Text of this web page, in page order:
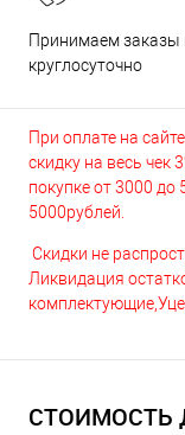
Принимаем заказы
круглосуточно
При оплате на
скидку на весь чек
покупке от 3000 до
5000рублей.
Скидки не
Ликвидация
СТОИМОСТЬ